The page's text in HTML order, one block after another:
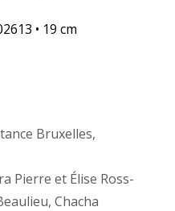
• 19 cm
Bruxelles,
Pierre et Élise Ross-
, Chacha